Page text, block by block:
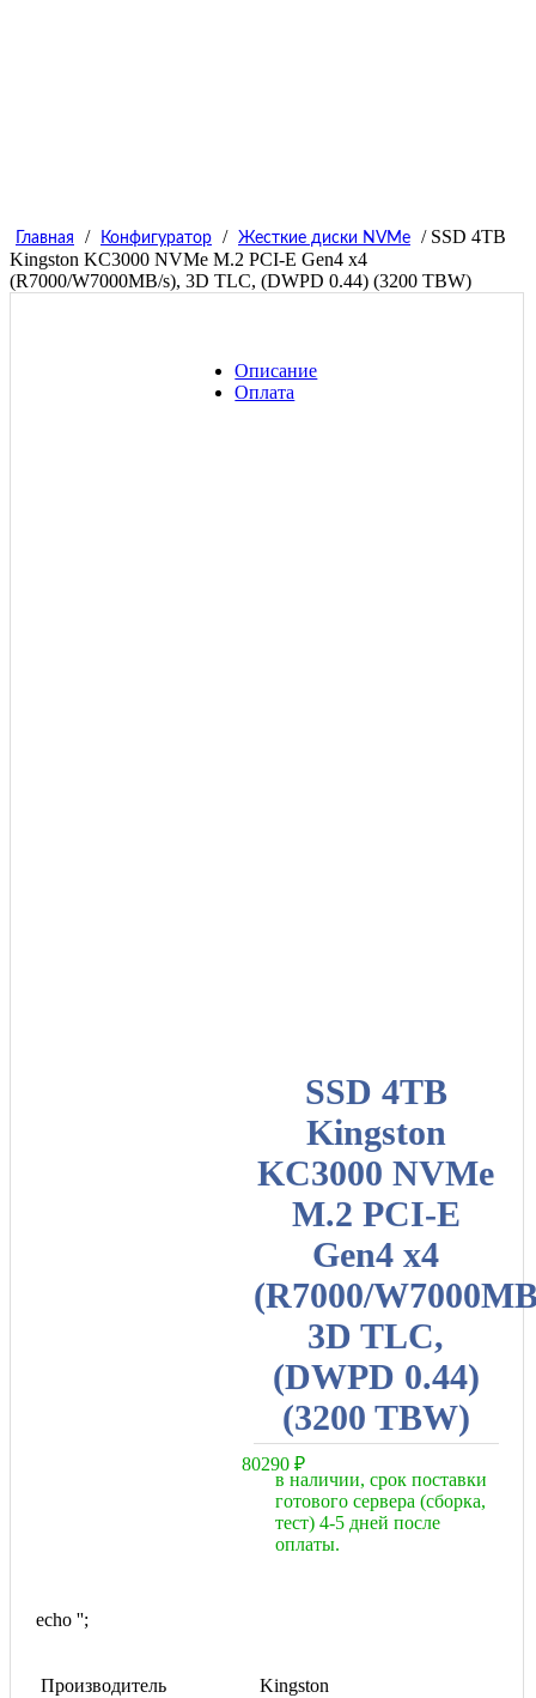
Главная / Конфигуратор / Жесткие диски NVMe
/ SSD 4TB
Kingston KC3000 NVMe M.2 PCI-E Gen4 x4
(R7000/W7000MB/s), 3D TLC, (DWPD 0.44) (3200 TBW)
SSD 4TB
Kingston
KC3000 NVMe
M.2 PCI-E
Gen4 x4
(R7000/
3D TLC,
(DWPD 0.44)
(3200 TBW)
80290 ₽
в наличии, срок поставки
готового сервера (сборка,
тест) 4-5 дней после
оплаты.
echo '';
Описание
Оплата
Производитель Kingston